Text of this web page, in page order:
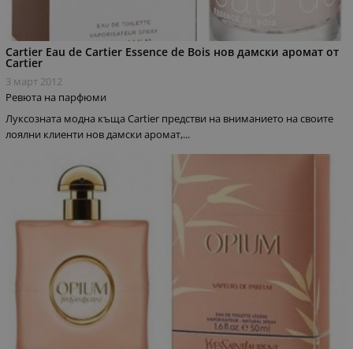
Cartier Eau de Cartier Essence de Bois нов дамски аромат от
Cartier
3 март 2012
Ревюта на парфюми
Луксозната модна къща Cartier предстви на вниманието на своите
лоялни клиенти нов дамски аромат,...